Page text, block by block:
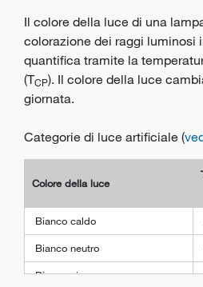
Il colore della luce di una
colorazione dei raggi luminosi
quantifica tramite la
(TCP). Il colore della luce
giornata.
Categorie di luce artificiale (
Colore della luce
Bianco caldo
Bianco neutro
Bianco giorno